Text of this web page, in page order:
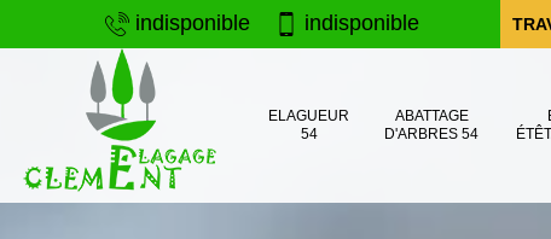
indisponible indisponible
ELAGUEUR
54
ABATTAGE
D'ARBRES 54